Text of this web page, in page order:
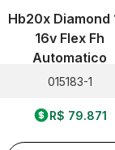
Hb20x Diamond
16v Flex Fh
Automatico
015183-1
R$ 79.871